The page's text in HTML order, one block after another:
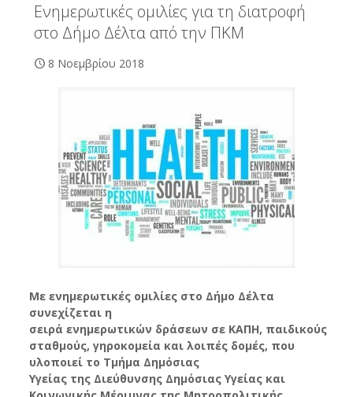
Ενημερωτικές ομιλίες για τη διατροφή
στο Δήμο Δέλτα από την ΠΚΜ
8 Νοεμβρίου 2018
Με ενημερωτικές ομιλίες στο Δήμο Δέλτα
συνεχίζεται η
σειρά ενημερωτικών δράσεων σε ΚΑΠΗ, παιδικούς
σταθμούς, γηροκομεία και λοιπές δομές, που
υλοποιεί το Τμήμα Δημόσιας
Υγείας της ΔιεύθυνσηςΔημόσιας Υγείας και